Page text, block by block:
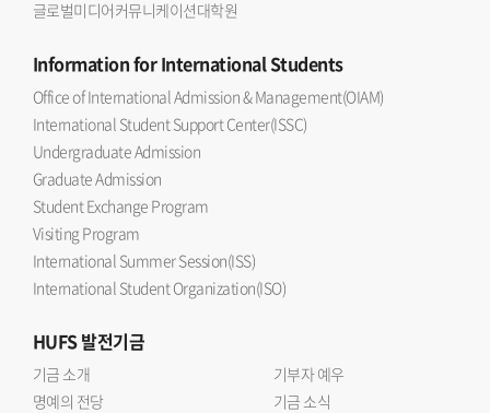
글로벌미디어커뮤니케이션대학원
Informationfor International Students
Office of International Admission & Management(OIAM)
International Student Support Center(ISSC)
Undergraduate Admission
Graduate Admission
Student Exchange Program
Visiting Program
International Summer Session(ISS)
International Student Organization(ISO)
HUFS발전기금
기금 소개
기부자 예우
명예의 전당
기금 소식